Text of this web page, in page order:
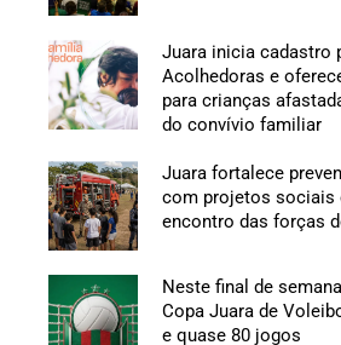
Juara inicia cadastro
Acolhedoras e
para crianças
do convívio familiar
Juara fortalece
com projetos sociais
encontro das forças
Neste final de
Copa Juara de
e quase 80 jogos